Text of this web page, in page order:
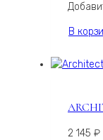
В
2 145 ₽